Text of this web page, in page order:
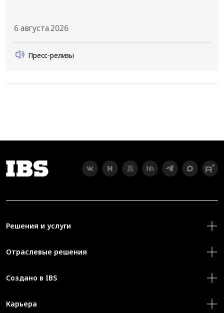
6 августа 2026
Пресс-релизы
Решения и услуги
Отраслевые решения
Создано в IBS
Карьера